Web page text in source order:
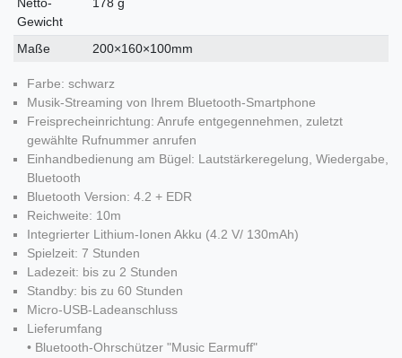
Netto-
Gewicht
178 g
Maße 200×160×100mm
Farbe: schwarz
Musik-Streaming von Ihrem Bluetooth-Smartphone
Freisprecheinrichtung: Anrufe entgegennehmen, zuletzt
gewählte Rufnummer anrufen
Einhandbedienung am Bügel: Lautstärkeregelung, Wiedergabe,
Bluetooth
Bluetooth Version: 4.2 + EDR
Reichweite: 10m
Integrierter Lithium-Ionen Akku (4.2 V/ 130mAh)
Spielzeit: 7 Stunden
Ladezeit: bis zu 2 Stunden
Standby: bis zu 60 Stunden
Micro-USB-Ladeanschluss
Lieferumfang
• Bluetooth-Ohrschützer "Music Earmuff"